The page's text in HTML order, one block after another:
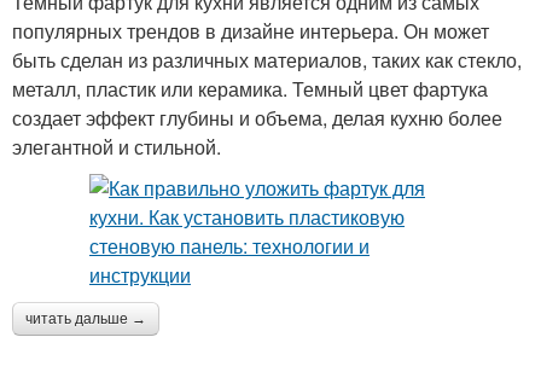
популярных трендов в дизайне интерьера. Он может
быть сделан из различных материалов, таких как стекло,
металл, пластик или керамика. Темный цвет фартука
создает эффект глубины и объема, делая кухню более
элегантной и стильной.
читать дальше →